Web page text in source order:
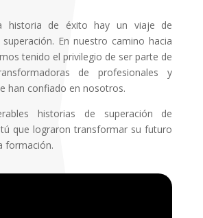
historia de éxito hay un viaje de
En nuestro camino hacia
tenido el privilegio de ser parte de
de profesionales y
han confiado en nosotros.
historias de superación de
que lograron transformar su futuro
formación.